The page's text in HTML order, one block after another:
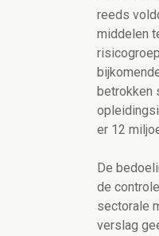
reeds
middelen
betrokken
er 12
De
de
sectorale
verslag